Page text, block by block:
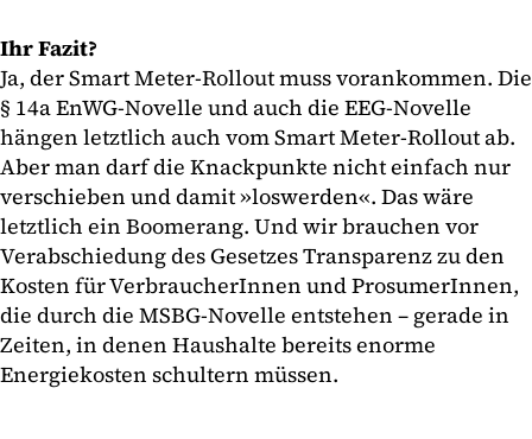
Ihr Fazit?
Ja, der Smart Meter-Rollout muss vorankommen. Die
§ 14a EnWG-Novelle und auch die EEG-Novelle
hängen letztlich auch vom Smart Meter-Rollout ab.
Aber man darf die Knackpunkte nicht einfach nur
verschieben und damit »loswerden«. Das wäre
letztlich ein Boomerang. Und wir brauchen vor
Verabschiedung des Gesetzes Transparenz zu den
Kosten für VerbraucherInnen und ProsumerInnen,
die durch die MSBG-Novelle entstehen – gerade in
Zeiten, in denen Haushalte bereits enorme
Energiekosten schultern müssen.